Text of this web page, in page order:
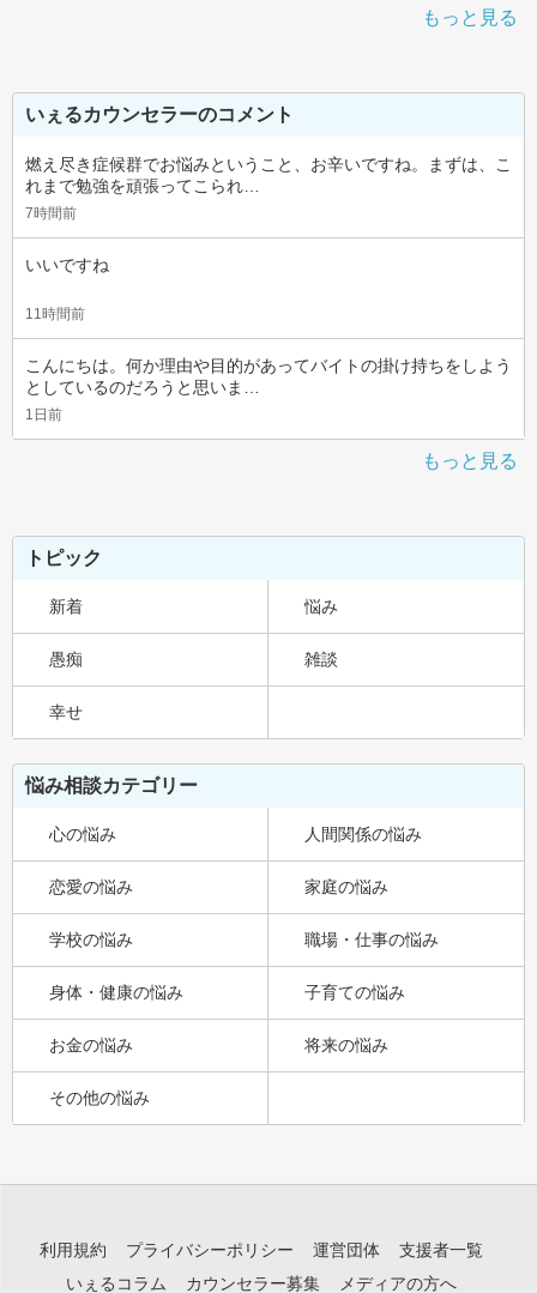
もっと見る
いぇるカウンセラーのコメント
燃え尽き症候群でお悩みということ、お辛いですね。まずは、こ
れまで勉強を頑張ってこられ…
7時間前
いいですね
11時間前
こんにちは。何か理由や目的があってバイトの掛け持ちをしよう
としているのだろうと思いま…
1日前
もっと見る
トピック
新着 悩み
愚痴 雑談
幸せ
悩み相談カテゴリー
心の悩み 人間関係の悩み
恋愛の悩み 家庭の悩み
学校の悩み 職場・仕事の悩み
身体・健康の悩み 子育ての悩み
お金の悩み 将来の悩み
その他の悩み
利用規約 プライバシーポリシー 運営団体
支援者一覧
いぇるコラム
カウンセラー募集 メディアの方へ